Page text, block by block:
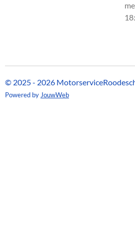
© 2025 - 2026
Powered by JouwWeb